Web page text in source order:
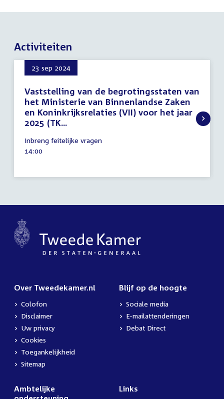
Activiteiten
23 sep 2024
Vaststelling van de begrotingsstaten van
het Ministerie van Binnenlandse Zaken
en Koninkrijksrelaties (VII) voor het jaar
2025 (TK...
september
2024
Inbreng feitelijke vragen
Tijd
14:00
Over Tweedekamer.nl
Colofon
Disclaimer
Uw privacy
Cookies
Toegankelijkheid
Sitemap
Blijf op de hoogte
Sociale media
E-mailattenderingen
Debat Direct
Ambtelijke
Links